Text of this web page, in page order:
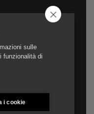
sulle
funzionalità di
i cookie